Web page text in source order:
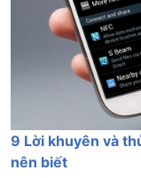
9 Lời khuyên và
nên biết